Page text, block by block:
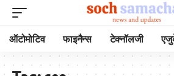
ऑटोमोटिव फाइनैन्स टेक्नॉलजी